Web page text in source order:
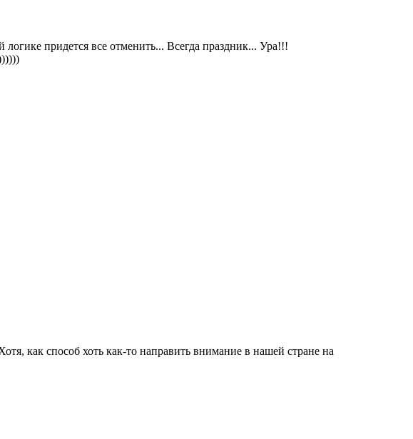
придется все отменить... Всегда праздник... Ура!!!
как способ хоть как-то направить внимание в нашей стране на